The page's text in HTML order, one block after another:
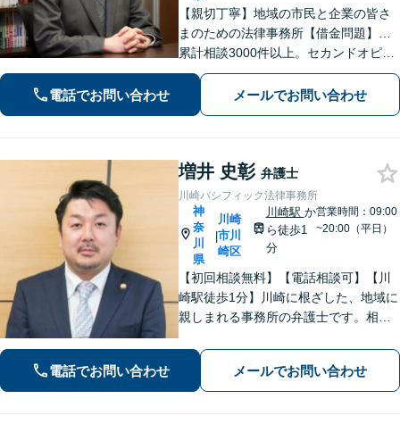
【親切丁寧】地域の市民と企業の皆さ
まのための法律事務所【借金問題】…
累計相談3000件以上。セカンドオピニ
オンもお任せ！【交通事故】…示談金
額の無料診断サービスあり！ご相談は
何度でも無料です。【夜間・土日面
電話でお問い合わせ メールでお問い合わせ
増井 史彰 弁護士
川崎パシフィック法律事務所
神
奈
川
県
|
川崎
市川
崎区
川崎駅 か
ら徒歩1
分
営業時間：09:00
~20:00（平日）
【初回相談無料】【電話相談可】【川
崎駅徒歩1分】川崎に根ざした、地域に
親しまれる事務所の弁護士です。相
って対応致します。クチコミ・リピー
ターの方多数。お気軽にご相談くださ
い。
電話でお問い合わせ メールでお問い合わせ